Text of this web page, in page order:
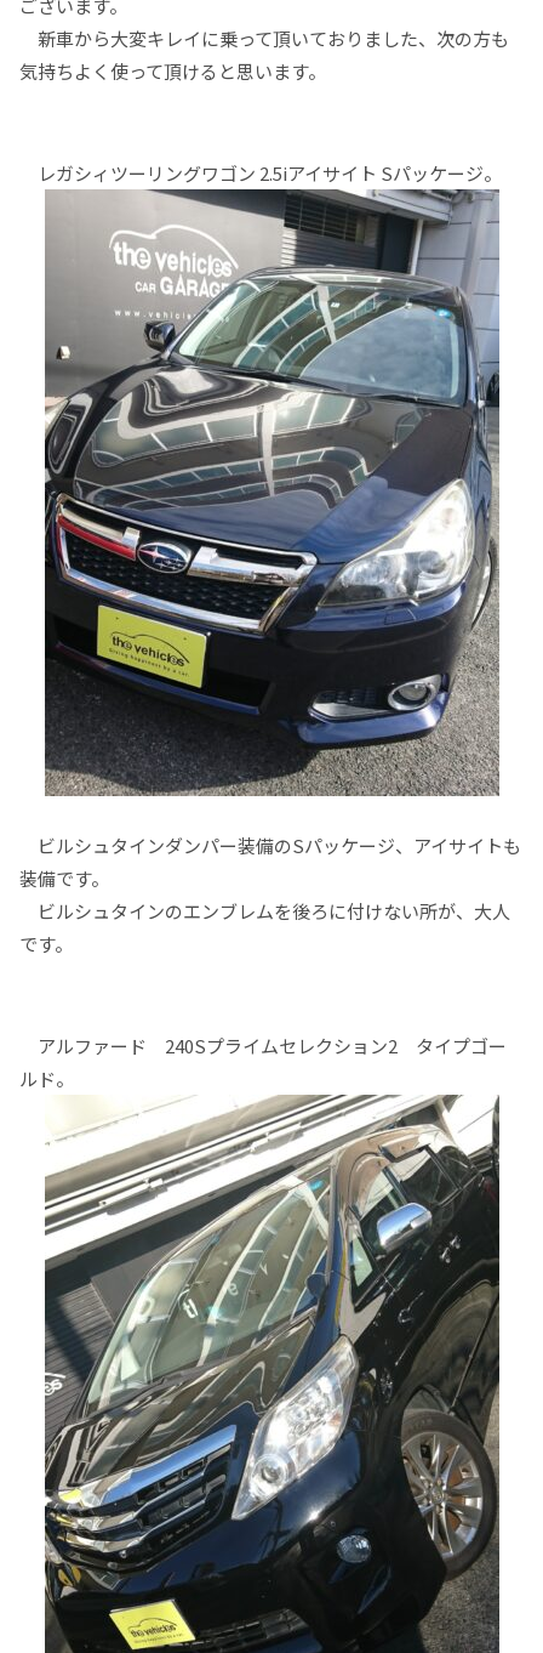
ございます。
新車から大変キレイに乗って頂いておりました、次の方も
気持ちよく使って頂けると思います。
レガシィツーリングワゴン 2.5iアイサイト Sパッケージ。
ビルシュタインダンパー装備のSパッケージ、アイサイトも
装備です。
ビルシュタインのエンブレムを後ろに付けない所が、大人
です。
アルファード 240Sプライムセレクション2 タイプゴー
ルド。